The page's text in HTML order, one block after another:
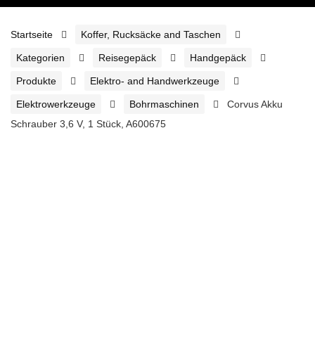
Startseite Koffer, Rucksäcke and Taschen
Kategorien Reisegepäck Handgepäck
Produkte Elektro- and Handwerkzeuge
Elektrowerkzeuge Bohrmaschinen
Corvus Akku
Schrauber 3,6 V, 1 Stück, A600675